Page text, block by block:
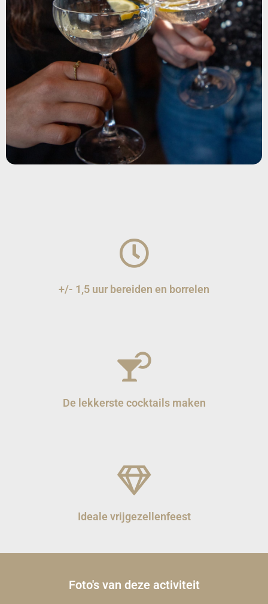
+/- 1,5 uur bereiden en borrelen
De lekkerste cocktails maken
Ideale vrijgezellenfeest
Foto's van deze activiteit